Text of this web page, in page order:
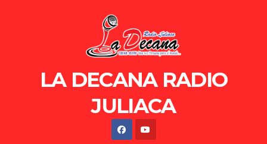
LA DECANA RADIO
JULIACA